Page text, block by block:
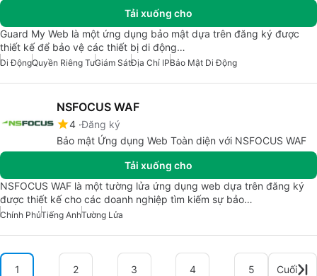
Tải xuống cho
Guard My Web là một ứng dụng bảo mật dựa trên đăng ký được
thiết kế để bảo vệ các thiết bị di động…
Di ĐộngQuyền Riêng TưGiám SátĐịa Chỉ IPBảo Mật Di Động
NSFOCUS WAF
4 Đăng ký
Bảo mật Ứng dụng Web Toàn diện với NSFOCUS WAF
Tải xuống cho
NSFOCUS WAF là một tường lửa ứng dụng web dựa trên đăng ký
được thiết kế cho các doanh nghiệp tìm kiếm sự bảo…
Chính PhủTiếng AnhTường Lửa
1 2 3 4 5 Cuối